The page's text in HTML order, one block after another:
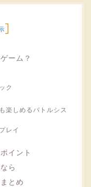
]
ーム？
ク
楽しめるバトルシス
レイ
イント
ら
とめ